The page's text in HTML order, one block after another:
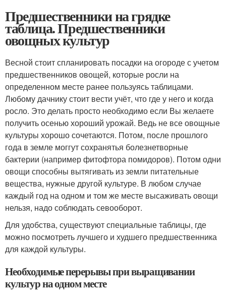
Предшественники на грядке
таблица. Предшественники
овощных культур
Весной стоит спланировать посадки на огороде с учетом
предшественников овощей, которые росли на
определенном месте ранее пользуясь таблицами.
Любому дачнику стоит вести учёт, что где у него и когда
росло. Это делать просто необходимо если Вы желаете
получить осенью хороший урожай. Ведь не все овощные
культуры хорошо сочетаются. Потом, после прошлого
года в земле моггут сохранятья болезнетворные
бактерии (например фитофтора помидоров). Потом одни
овощи способны вытягивать из земли питательные
вещества, нужные другой культуре. В любом случае
каждый год на одном и том же месте высаживать овощи
нельзя, надо соблюдать севооборот.
Для удобства, существуют специальные таблицы, где
можно посмотреть лучшего и худшего предшественника
для каждой культуры.
Необходимые перерывы при выращивании
культур на одном месте